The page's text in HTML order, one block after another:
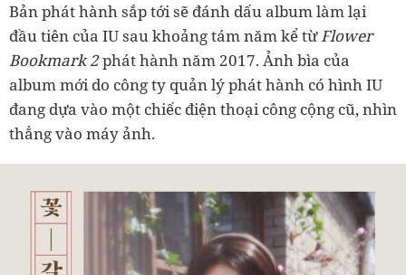
Bản phát hành sắp tới sẽ đánh dấu album làm lại
đầu tiên của IU sau khoảng tám năm kể từFlower
Bookmark 2phát hành năm 2017. Ảnh bìa của
album mới do công ty quản lý phát hành có hình IU
đang dựa vào một chiếc điện thoại công cộng cũ, nhìn
thẳng vào máy ảnh.